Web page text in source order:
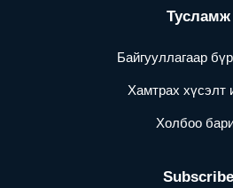
Тусламж
Байгууллагаар
Хамтрах хүсэлт
Холбоо
Subscribe